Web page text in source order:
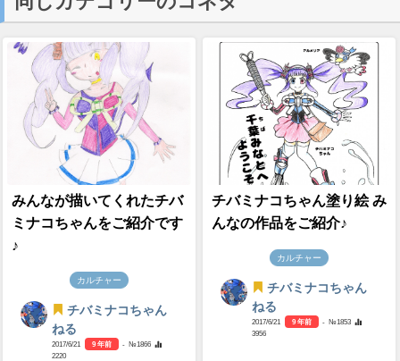
みんなが描いてくれたチバ
ミナコちゃんをご紹介です
♪
カルチャー
チバミナコちゃん
ねる
2017/6/21 9 年前
- №1866
2220
チバミナコちゃん塗り絵 み
んなの作品をご紹介♪
カルチャー
チバミナコちゃん
ねる
2017/6/21 9 年前
- №1853
3956